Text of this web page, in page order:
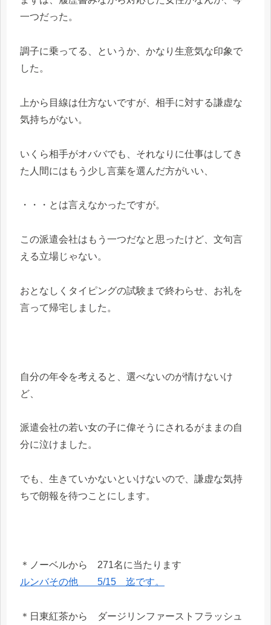
一つだった。
調子に乗ってる、というか、かなり生意気な印象で
した。
上から目線は仕方ないですが、相手に対する謙虚な
気持ちがない。
いくら相手がオババでも、それなりに仕事はしてき
た人間にはもう少し言葉を選んだ方がいい、
・・・とは言えなかったですが。
この派遣会社はもう一つだなと思ったけど、文句言
える立場じゃない。
おとなしくタイピングの試験まで終わらせ、お礼を
言って帰宅しました。
自分の年令を考えると、選べないのが情けないけ
ど、
派遣会社の若い女の子に偉そうにされるがままの自
分に泣けました。
でも、生きていかないといけないので、謙虚な気持
ちで朗報を待つことにします。
＊ノーベルから 271名に当たります
ルンバその他 5/15 迄です。
＊日東紅茶から ダージリンファーストフラッシュ